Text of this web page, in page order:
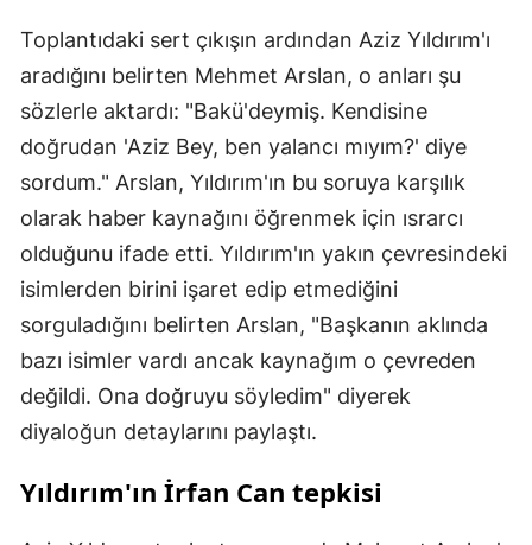
Toplantıdaki sert çıkışın ardından Aziz Yıldırım'ı
aradığını belirten Mehmet Arslan, o anları şu
sözlerle aktardı: "Bakü'deymiş. Kendisine
doğrudan 'Aziz Bey, ben yalancı mıyım?' diye
sordum." Arslan, Yıldırım'ın bu soruya karşılık
olarak haber kaynağını öğrenmek için ısrarcı
olduğunu ifade etti. Yıldırım'ın yakın çevresindeki
isimlerden birini işaret edip etmediğini
sorguladığını belirten Arslan, "Başkanın aklında
bazı isimler vardı ancak kaynağım o çevreden
değildi. Ona doğruyu söyledim" diyerek
diyaloğun detaylarını paylaştı.
Yıldırım'ın İrfan Can tepkisi